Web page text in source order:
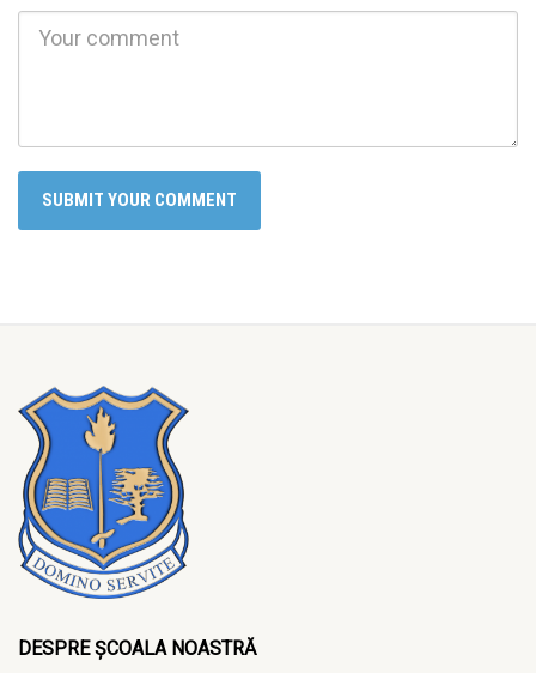
DESPRE ȘCOALA NOASTRĂ